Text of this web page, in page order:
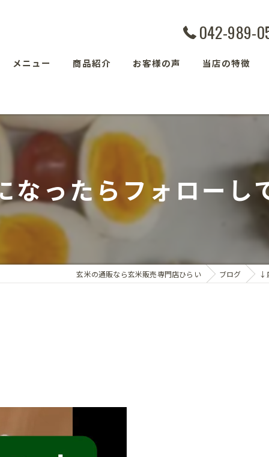
042-989-
メニュー 商品紹介 お客様の声 当店の特徴
残留農薬ゼロ玄
ったらフォローし
玄米の通販なら玄米販売専門店ひらい ブログ ↓